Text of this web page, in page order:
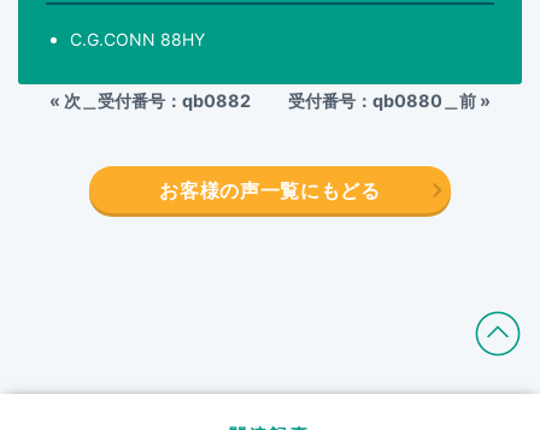
C.G.CONN 88HY
« 次＿受付番号：qb0882 受付番号：qb0880＿前 »
お客様の声一覧にもどる